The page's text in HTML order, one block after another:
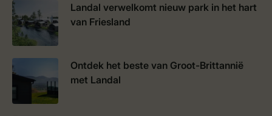
Landal verwelkomt nieuw park in het hart
van Friesland
Ontdek het beste van Groot-Brittannië
met Landal